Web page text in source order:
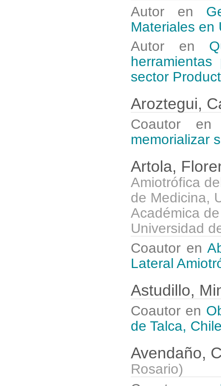
Autor en
Materiales en
Autor en
sector
Aroztegui,
Coautor
memorializar
Artola,
Amiotrófica
de Medicina,
Académica
Universidad
Coautor en
Lateral
Astudillo,
Coautor en
de Talca,
Avendaño,
Rosario)